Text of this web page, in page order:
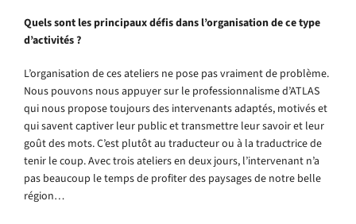
Quels sont les principaux défis dans l’organisation de ce type
d’activités ?
L’organisation de ces ateliers ne pose pas vraiment de problème.
Nous pouvons nous appuyer sur le professionnalisme d’ATLAS
qui nous propose toujours des intervenants adaptés, motivés et
qui savent captiver leur public et transmettre leur savoir et leur
goût des mots. C’est plutôt au traducteur ou à la traductrice de
tenir le coup. Avec trois ateliers en deux jours, l’intervenant n’a
pas beaucoup le temps de profiter des paysages de notre belle
région…